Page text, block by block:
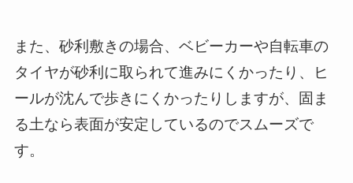
また、砂利敷きの場合、ベビーカーや自転車の
タイヤが砂利に取られて進みにくかったり、ヒ
ールが沈んで歩きにくかったりしますが、固ま
る土なら表面が安定しているのでスムーズで
す。